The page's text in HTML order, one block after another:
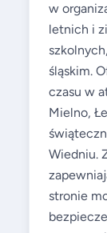
w
letnich i
śląskim.
czasu w
Mielno,
Wiedniu.
stronie